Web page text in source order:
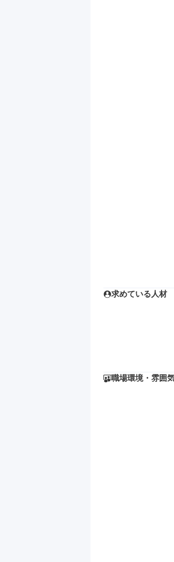
求めている人材
職場環境・雰囲